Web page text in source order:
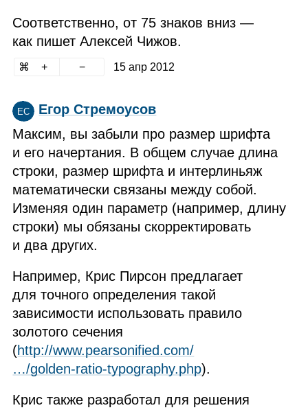
Соответственно, от 75 знаков вниз —
как пишет Алексей Чижов.
15 апр 2012
ЕС
Егор Стремоусов
Максим, вы забыли про размер шрифта
и его начертания. В общем случае длина
строки, размер шрифта и интерлиньяж
математически связаны между собой.
Изменяя один параметр (например, длину
строки) мы обязаны скорректировать
и два других.
Например, Крис Пирсон предлагает
для точного определения такой
зависимости использовать правило
золотого сечения
(http://www.pearsonified.com/
…/golden‑ratio‑typography.php).
Крис также разработал для решения